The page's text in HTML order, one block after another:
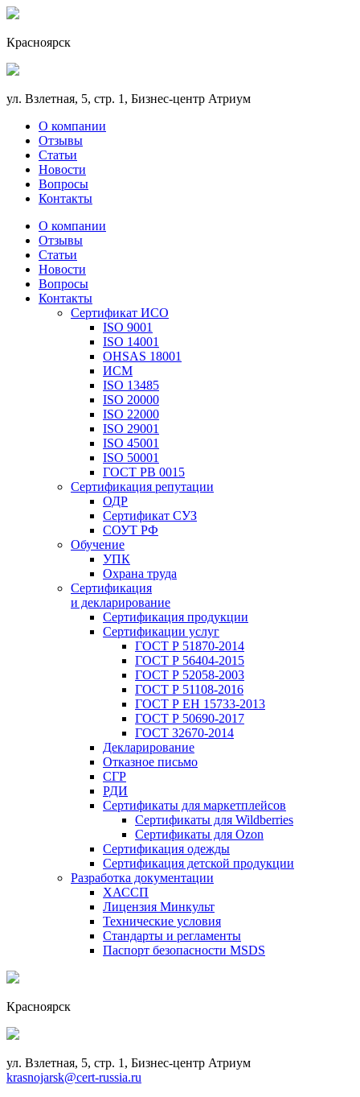
Красноярск
ул. Взлетная, 5, стр. 1, Бизнес-центр Атриум
О компании
Отзывы
Статьи
Новости
Вопросы
Контакты
О компании
Отзывы
Статьи
Новости
Вопросы
Контакты
Сертификат ИСО
ISO 9001
ISO 14001
OHSAS 18001
ИСМ
ISO 13485
ISO 20000
ISO 22000
ISO 29001
ISO 45001
ISO 50001
ГОСТ РВ 0015
Сертификация репутации
ОДР
Сертификат СУЗ
СОУТ РФ
Обучение
УПК
Охрана труда
Сертификация
и декларирование
Сертификация продукции
Сертификации услуг
ГОСТ Р 51870-2014
ГОСТ Р 56404-2015
ГОСТ Р 52058-2003
ГОСТ Р 51108-2016
ГОСТ Р ЕН 15733-2013
ГОСТ Р 50690-2017
ГОСТ 32670-2014
Декларирование
Отказное письмо
СГР
РДИ
Сертификаты для маркетплейсов
Сертификаты для Wildberries
Сертификаты для Ozon
Сертификация одежды
Сертификация детской продукции
Разработка документации
ХАССП
Лицензия Минкульт
Технические условия
Стандарты и регламенты
Паспорт безопасности MSDS
Красноярск
ул. Взлетная, 5, стр. 1, Бизнес-центр Атриум
krasnojarsk@cert-russia.ru